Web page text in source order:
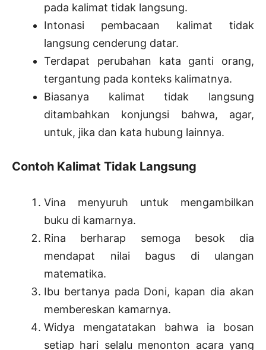
pada kalimat tidak langsung.
Intonasi pembacaan kalimat tidak
langsung cenderung datar.
Terdapat perubahan kata ganti orang,
tergantung pada konteks kalimatnya.
Biasanya kalimat tidak langsung
ditambahkan konjungsi bahwa, agar,
untuk, jika dan kata hubung lainnya.
Contoh Kalimat Tidak Langsung
Vina menyuruh untuk mengambilkan
buku di kamarnya.
Rina berharap semoga besok dia
mendapat nilai bagus di ulangan
matematika.
Ibu bertanya pada Doni, kapan dia akan
membereskan kamarnya.
Widya mengatatakan bahwa ia bosan
setiap hari selalu menonton acara yang